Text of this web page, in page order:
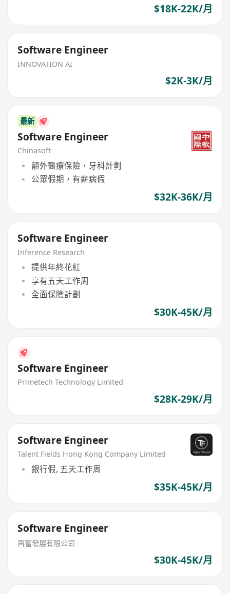
$18K-22K/月
Software Engineer
INNOVATION AI
$2K-3K/月
最新
Software Engineer
Chinasoft
額外醫療保險，牙科計劃
公眾假期，有薪病假
$32K-36K/月
Software Engineer
Inference Research
提供年終花紅
享有五天工作周
全面保險計劃
$30K-45K/月
Software Engineer
Primetech Technology Limited
$28K-29K/月
Software Engineer
Talent Fields Hong Kong Company Limited
銀行假, 五天工作周
$35K-45K/月
Software Engineer
再富發展有限公司
$30K-45K/月